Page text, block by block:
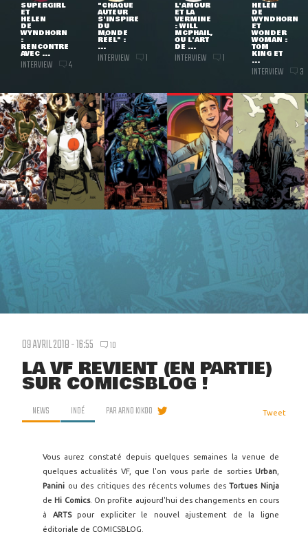
SUPERGIRL
ET
HELEN
DE
WYNDHORN
:
RENCONTRE
AVEC ...
INTERVIEW 4
"CHAQUE
AUTEUR
S'INSPIRE
DU
MONDE
RÉEL" :
...
INTERVIEW 1
L'AMOUR
ET LA
VERMINE
: WILL
MCPHAIL,
OU L'ART
DE ...
INTERVIEW 1
HELEN
DE
WYNDHORN
ET
WONDER
WOMAN :
TOM
KING ET
...
INTERVIEW 3
09 AVRIL 2018 - 16:55 10
LA VF REVIENT (EN PARTIE)
SUR COMICSBLOG !
NEWS INDÉ PARARNO KIKOO Tweet
Vous aurez constaté depuis quelques semaines la venue de
quelques actualités VF, que l'on vous parle de sorties Urban
Panini ou des critiques des récents volumes desTortues Ninja
de Hi Comics. On profite aujourd'hui des changements en cours
à ARTSpour expliciter le nouvel ajustement de la ligne
éditoriale de COMICSBLOG.